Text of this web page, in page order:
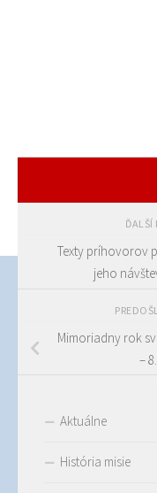
ĎALŠÍ
Texty príhovorov
jeho
Mimoriadny rok
–
Aktuálne
História misie